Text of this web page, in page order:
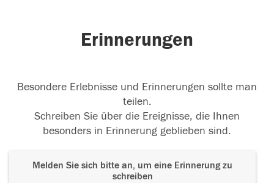
Erinnerungen
Besondere Erlebnisse und Erinnerungen sollte man
teilen.
Schreiben Sie über die Ereignisse, die Ihnen
besonders in Erinnerung geblieben sind.
Melden Sie sich bitte an, um eine Erinnerung zu
schreiben